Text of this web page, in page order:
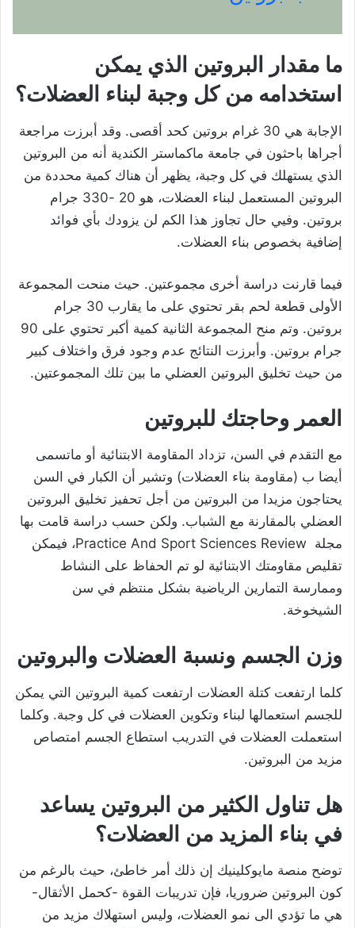
ما مقدار البروتين الذي يمكن
استخدامه من كل وجبة لبناء العضلات؟
الإجابة هي 30 غرام بروتين كحد أقصى. وقد أبرزت مراجعة
أجراها باحثون في جامعة ماكماستر الكندية أنه من البروتين
الذي يستهلك في كل وجبة، يظهر أن هناك كمية محددة من
البروتين المستعمل لبناء العضلات، هو 20 -330 جرام
بروتين. وفيي حال تجاوز هذا الكم لن يزودك بأي فوائد
إضافية بخصوص بناء العضلات.
فيما قارنت دراسة أخرى مجموعتين. حيث منحت المجموعة
الأولى قطعة لحم بقر تحتوي على ما يقارب 30 جرام
بروتين. وتم منح المجموعة الثانية كمية أكبر تحتوي على 90
جرام بروتين. وأبرزت النتائج عدم وجود فرق واختلاف كبير
من حيث تخليق البروتين العضلي ما بين تلك المجموعتين.
العمر وحاجتك للبروتين
مع التقدم في السن، تزداد المقاومة الابتنائية أو ماتسمى
أيضا ب (مقاومة بناء العضلات) وتشير أن الكبار في السن
يحتاجون مزيدا من البروتين من أجل تحفيز تخليق البروتين
العضلي بالمقارنة مع الشباب. ولكن حسب دراسة قامت بها
مجلة Practice And Sport Sciences Review، فيمكن
تقليص مقاومتك الابتنائية لو تم الحفاظ على النشاط
وممارسة التمارين الرياضية بشكل منتظم في سن
الشيخوخة.
وزن الجسم ونسبة العضلات والبروتين
كلما ارتفعت كتلة العضلات ارتفعت كمية البروتين التي يمكن
للجسم استعمالها لبناء وتكوين العضلات في كل وجبة. وكلما
استعملت العضلات في التدريب استطاع الجسم امتصاص
مزيد من البروتين.
هل تناول الكثير من البروتين يساعد
في بناء المزيد من العضلات؟
توضح منصة مايوكلينيك إن ذلك أمر خاطئ، حيث بالرغم من
كون البروتين ضروريا، فإن تدريبات القوة -كحمل الأثقال-
هي ما تؤدي الى نمو العضلات، وليس استهلاك مزيد من